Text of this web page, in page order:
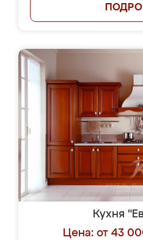
Кухня
Цена: от 43